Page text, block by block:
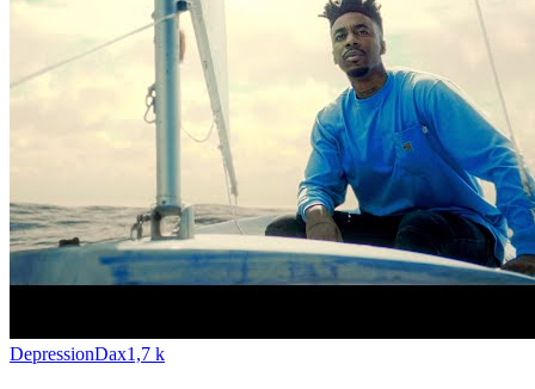
DepressionDax1,7 k